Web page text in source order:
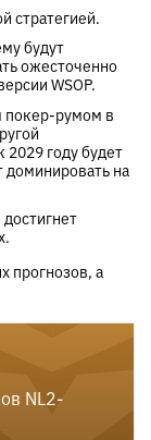
стратегией.
будут
ожесточенно
WSOP.
покер-румом в
году будет
на
прогнозов, а
NL2-